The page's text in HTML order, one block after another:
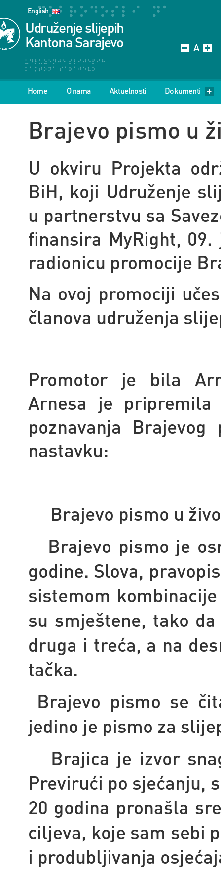
English
Udruženje slijepih
Kantona Sarajevo
Home O nama Aktuelnosti Dokumenti
Brajevo pismo u
U okviru Projekta
BiH, koji Udruženje
u partnerstvu sa
finansira MyRight,
radionicu promocije
Na ovoj promociji
članova udruženja
Promotor je bila
Arnesa je pripremila
poznavanja
nastavku:
Brajevo pismo u
Brajevo pismo je
godine. Slova,
sistemom
su smještene, tako
druga i treća, a na
tačka.
Brajevo pismo se
jedino je pismo za
Brajica je izvor
Previrući po sjećanju,
20 godina pronašla
ciljeva, koje sam sebi
i produbljivanja